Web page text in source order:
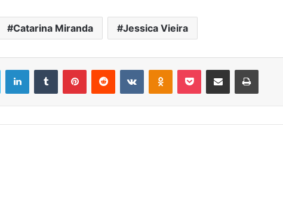
Catarina Miranda Jessica Vieira
Twitter LinkedinTumblr PinterestReddit VK OK Pocket Compartilhar via e-mail Imprimir